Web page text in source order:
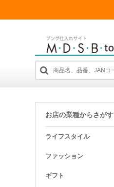
お店の業種からさがす
ライフスタイル
ファッション
ギフト